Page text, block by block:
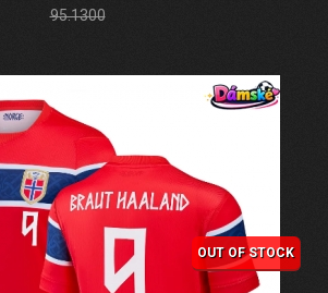
95.1300
OUT OF STOCK